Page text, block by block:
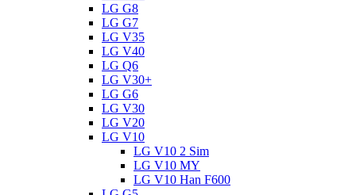
LG G8
LG G7
LG V35
LG V40
LG Q6
LG V30+
LG G6
LG V30
LG V20
LG V10
LG V10 2 Sim
LG V10 MY
LG V10 Han F600